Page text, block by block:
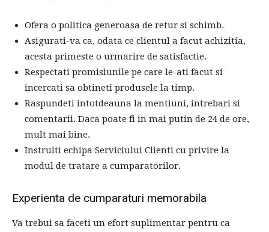
Ofera o politica generoasa de retur si schimb.
Asigurati-va ca, odata ce clientul a facut achizitia,
acesta primeste o urmarire de satisfactie.
Respectati promisiunile pe care le-ati facut si
incercati sa obtineti produsele la timp.
Raspundeti intotdeauna la mentiuni, intrebari si
comentarii. Daca poate fi in mai putin de 24 de ore,
mult mai bine.
Instruiti echipa Serviciului Clienti cu privire la
modul de tratare a cumparatorilor.
Experienta de cumparaturi memorabila
Va trebui sa faceti un efort suplimentar pentru ca